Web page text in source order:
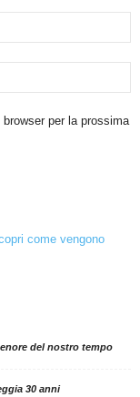
per la prossima
come vengono
del nostro tempo
30 anni